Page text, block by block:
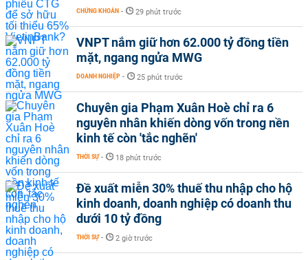
CHỨNG KHOÁN - 29 phút trước
VNPT nắm giữ hơn 62.000 tỷ đồng tiền
mặt, ngang ngửa MWG
DOANH NGHIỆP - 25 phút trước
Chuyên gia Phạm Xuân Hoè chỉ ra 6
nguyên nhân khiến dòng vốn trong nền
kinh tế còn 'tắc nghẽn'
THỜI SỰ - 18 phút trước
Đề xuất miễn 30% thuế thu nhập cho hộ
kinh doanh, doanh nghiệp có doanh thu
dưới 10 tỷ đồng
THỜI SỰ - 2 giờ trước